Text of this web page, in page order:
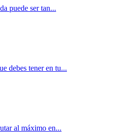
puede ser tan...
debes tener en tu...
al máximo en...